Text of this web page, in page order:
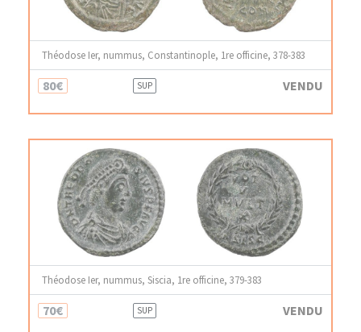
Théodose Ier, nummus, Constantinople, 1re officine, 378-383
80€ SUP VENDU
Théodose Ier, nummus, Siscia, 1re officine, 379-383
70€ SUP VENDU